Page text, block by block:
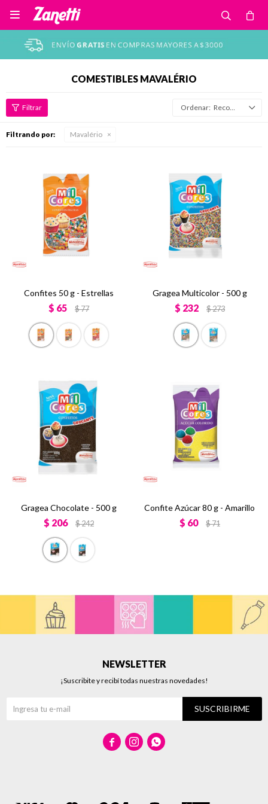

COMESTIBLES MAVALÉRIO
Recomendados
Filtrando por: Mavalério
Confites 50 g - Estrellas
$ 65 $77
Gragea Multicolor - 500 g
$ 232 $273
Gragea Chocolate - 500 g
$ 206 $242
Confite Azúcar 80 g - Amarillo
$ 60 $71
NEWSLETTER
¡Suscribite y recibí todas nuestras novedades!
SUSCRIBIRME
  